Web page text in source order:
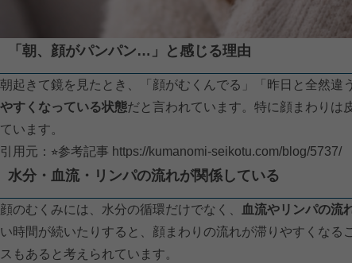
「朝、顔がパンパン…」と感じる理由
朝起きて鏡を見たとき、「顔がむくんでる」「昨日と全然違
やすくなっている状態だと言われています。特に顔まわりは
ています。
引用元：⭐︎参考記事 https://kumanomi-seikotu.com/blog/5737/
水分・血流・リンパの流れが関係している
顔のむくみには、水分の循環だけでなく、 血流やリンパの流
い時間が続いたりすると、顔まわりの流れが滞りやすくな
スもあると考えられています。